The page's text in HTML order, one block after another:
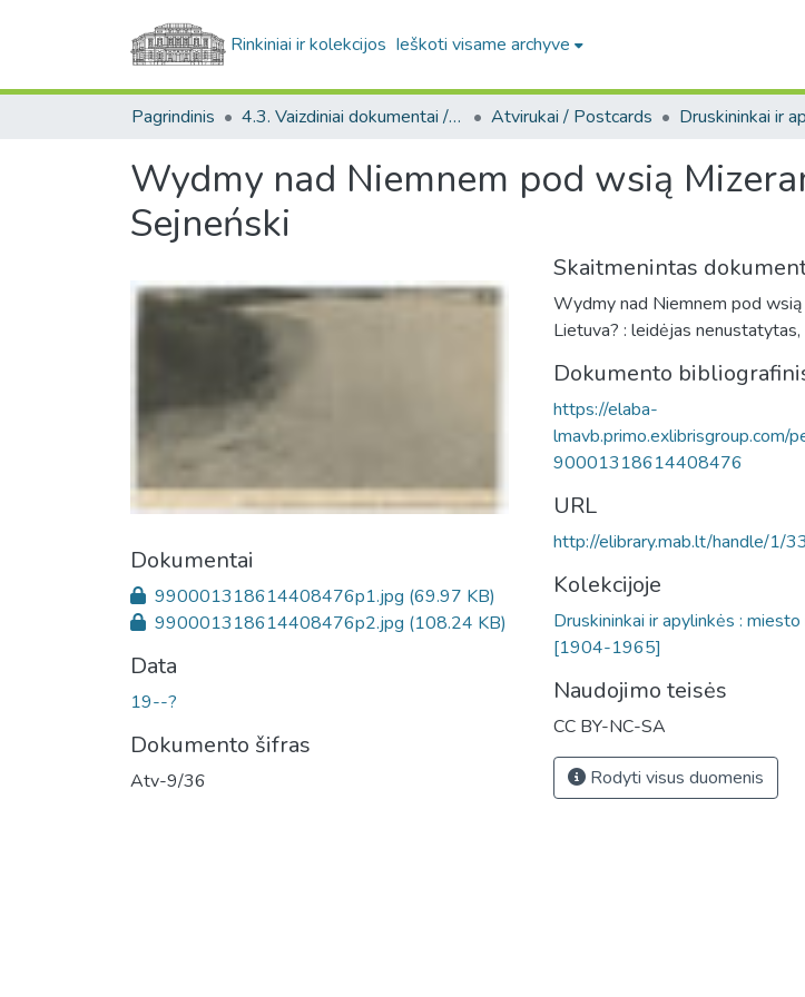
Rinkiniai ir kolekcijos Ieškoti visame archyve
Pagrindinis 4.3. Vaizdiniai dokumentai / Visual documents Atvirukai / Postcards
Wydmy nad Niemnem pod wsią
Sejneński
Dokumentai
990001318614408476p1.jpg (69.97 KB)
990001318614408476p2.jpg (108.24 KB)
Data
19--?
Dokumento šifras
Atv-9/36
Skaitmenintas
Wydmy nad Niemnem pod
Lietuva? : leidėjas
Dokumento
https://elaba-
90001318614408476
URL
http://elibrary.mab.lt/handle/1/
Kolekcijoje
Druskininkai ir apylinkės :
[1904-1965]
Naudojimo teisės
CC BY-NC-SA
Rodyti visus duomenis